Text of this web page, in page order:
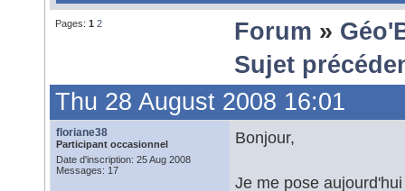
Pages: 1 2 Forum »
Sujet
Thu 28 August 2008 16:01
floriane38
Participant occasionnel
Date d'inscription: 25 Aug 2008
Messages: 17
Bonjour,
Je me pose